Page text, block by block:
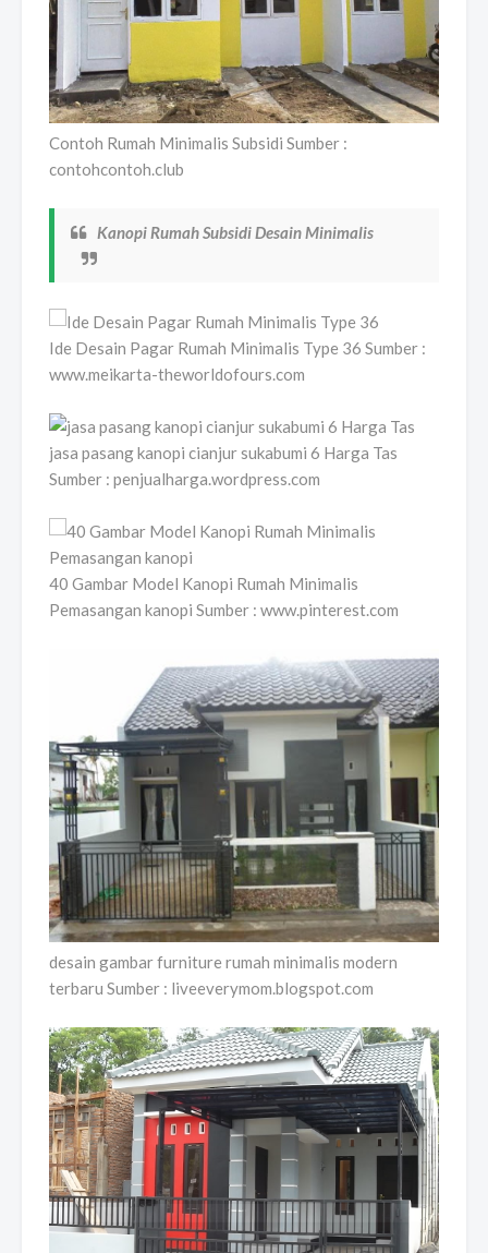
Contoh Rumah Minimalis Subsidi Sumber :
contohcontoh.club
Kanopi Rumah Subsidi Desain Minimalis
Ide Desain Pagar Rumah Minimalis Type 36 Sumber :
www.meikarta-theworldofours.com
jasa pasang kanopi cianjur sukabumi 6 Harga Tas
Sumber : penjualharga.wordpress.com
40 Gambar Model Kanopi Rumah Minimalis
Pemasangan kanopi Sumber : www.pinterest.com
desain gambar furniture rumah minimalis modern
terbaru Sumber : liveeverymom.blogspot.com